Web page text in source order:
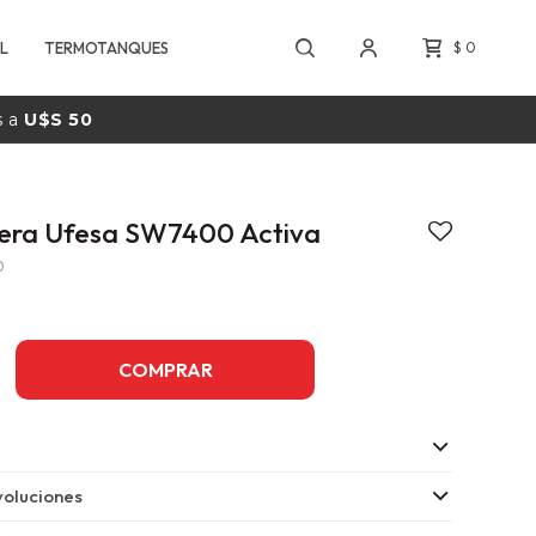
TERMOTANQUES $ 0
a U$S 50
Ufesa SW7400 Activa
COMPRAR